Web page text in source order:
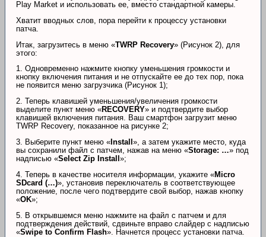
Play Market и использовать ее, вместо стандартной камеры.
Хватит вводных слов, пора перейти к процессу установки
патча.
Итак, загрузитесь в меню «TWRP Recovery» (Рисунок 2), для
этого:
1. Одновременно нажмите кнопку уменьшения громкости и
кнопку включения питания и не отпускайте ее до тех пор, пока
не появится меню загрузчика (Рисунок 1);
2. Теперь клавишей уменьшения/увеличения громкости
выделите пункт меню «RECOVERY» и подтвердите выбор
клавишей включения питания. Ваш смартфон загрузит меню
TWRP Recovery, показанное на рисунке 2;
3. Выберите пункт меню « Install », а затем укажите место, куда
вы сохранили файл с патчем, нажав на меню «Storage: …» под
надписью «Select Zip Install »;
4. Теперь в качестве носителя информации, укажите «Micro
SDcard (…)», установив переключатель в соответствующее
положение, после чего подтвердите свой выбор, нажав кнопку
«OK»;
5. В открывшемся меню нажмите на файл с патчем и для
подтверждения действий, сдвиньте вправо слайдер с надписью
«Swipe to Confirm Flash». Начнется процесс установки патча.